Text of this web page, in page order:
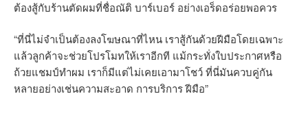
ต้องสู้กับร้านตัดผมที่ชื่อณัติ บาร์เบอร์ อย่างเอร็ดอร่อยพอควร
“ที่นี่ไม่จำเป็นต้องลงโฆษณาที่ไหน เราสู้กันด้วยฝีมือโดยเฉพาะ
แล้วลูกค้าจะช่วยโปรโมทให้เราอีกที แม้กระทั่งใบประกาศหรือ
ถ้วยแชมป์ทำผม เราก็มีแต่ไม่เคยเอามาโชว์ ที่นี่มันควบคู่กัน
หลายอย่างเช่นความสะอาด การบริการ ฝีมือ”